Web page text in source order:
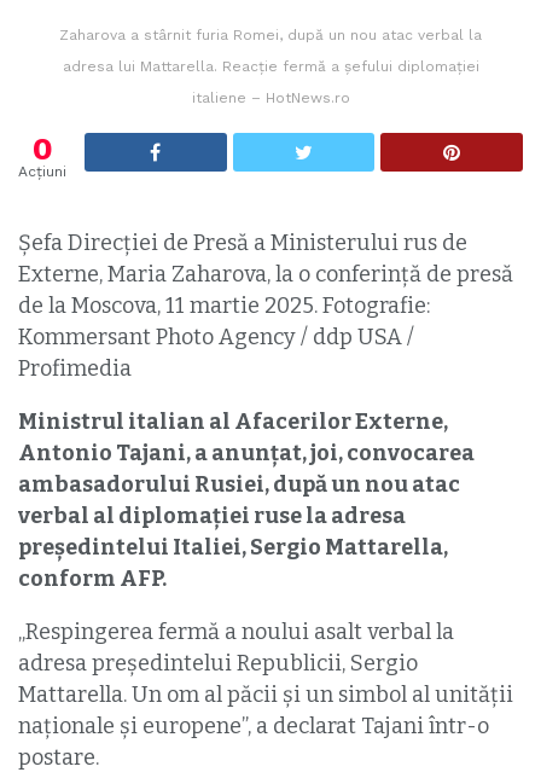
Zaharova a stârnit furia Romei, după un nou atac verbal la
adresa lui Mattarella. Reacție fermă a șefului diplomației
italiene – HotNews.ro
0
Acțiuni
Șefa Direcției de Presă a Ministerului rus de
Externe, Maria Zaharova, la o conferință de presă
de la Moscova, 11 martie 2025. Fotografie:
Kommersant Photo Agency / ddp USA /
Profimedia
Ministrul italian al Afacerilor Externe,
Antonio Tajani, a anunțat, joi, convocarea
ambasadorului Rusiei, după un nou atac
verbal al diplomației ruse la adresa
președintelui Italiei, Sergio Mattarella,
conform AFP.
„Respingerea fermă a noului asalt verbal la
adresa președintelui Republicii, Sergio
Mattarella. Un om al păcii și un simbol al unității
naționale și europene”, a declarat Tajani într-o
postare.